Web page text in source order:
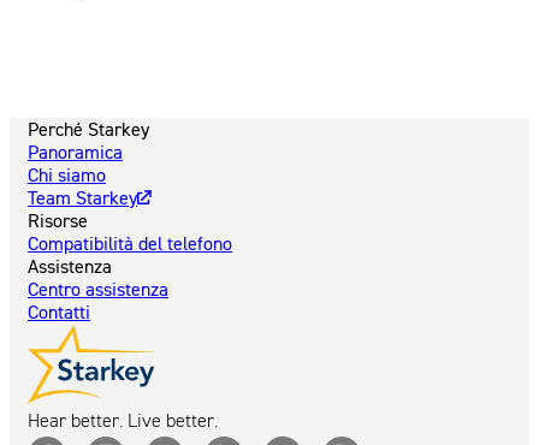
Perché Starkey
Panoramica
Chi siamo
Team Starkey
Risorse
Compatibilità del telefono
Assistenza
Centro assistenza
Contatti
Hear better. Live better.